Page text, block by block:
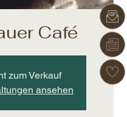
Café
zum Verkauf
ansehen